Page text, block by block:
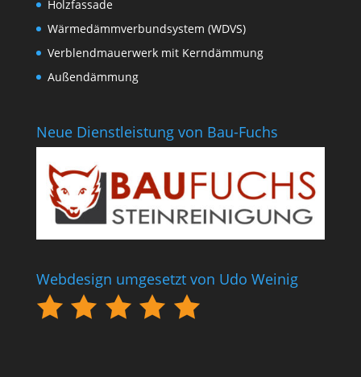
Holzfassade
Wärmedämmverbundsystem (WDVS)
Verblendmauerwerk mit Kerndämmung
Außendämmung
Neue Dienstleistung von Bau-Fuchs
Webdesign umgesetzt von Udo Weinig